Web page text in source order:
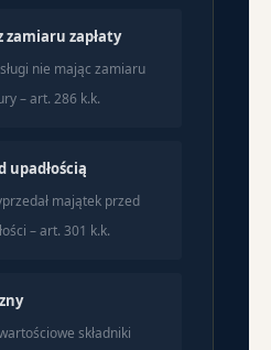
zapłaty
nie mając zamiaru
– art. 286 k.k.
upadłością
majątek przed
– art. 301 k.k.
składniki